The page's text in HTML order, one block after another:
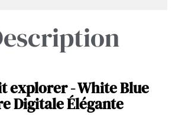
9.4
explorer - White Blue
Digitale Élégante